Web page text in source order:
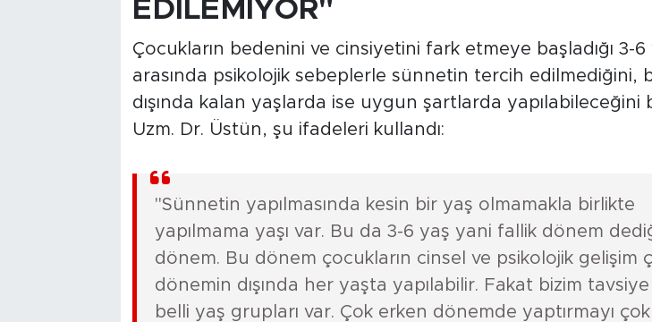
EDİLEMİYOR"
Çocukların bedenini ve cinsiyetini fark etmeye başladığı 3-6
arasında psikolojik sebeplerle sünnetin tercih edilmediğini,
dışında kalan yaşlarda ise uygun şartlarda yapılabileceğini
Uzm. Dr. Üstün, şu ifadeleri kullandı:
"Sünnetin yapılmasında kesin bir yaş olmamakla birlikte
yapılmama yaşı var. Bu da 3-6 yaş yani fallik dönem
dönem. Bu dönem çocukların cinsel ve psikolojik gelişim
dönemin dışında her yaşta yapılabilir. Fakat bizim
belli yaş grupları var. Çok erken dönemde yaptırmayı